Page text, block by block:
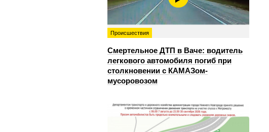
Происшествия
Смертельное ДТП в Ваче: водитель
легкового автомобиля погиб при
столкновении с КАМАЗом-
мусоровозом